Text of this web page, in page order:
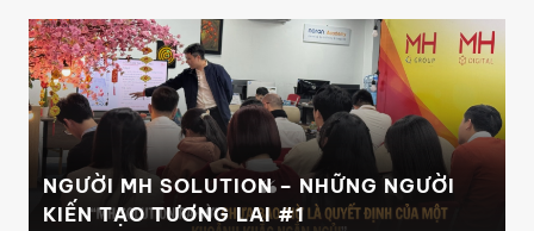
NGƯỜI MH SOLUTION – NHỮNG NGƯỜI
KIẾN TẠO TƯƠNG LAI #1